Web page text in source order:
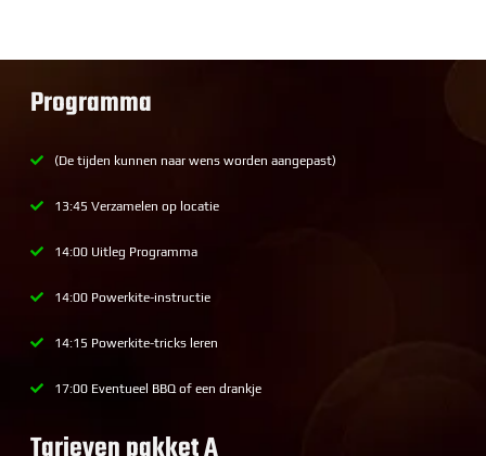
Programma
(De tijden kunnen naar wens worden aangepast)
13:45 Verzamelen op locatie
14:00 Uitleg Programma
14:00 Powerkite-instructie
14:15 Powerkite-tricks leren
17:00 Eventueel BBQ of een drankje